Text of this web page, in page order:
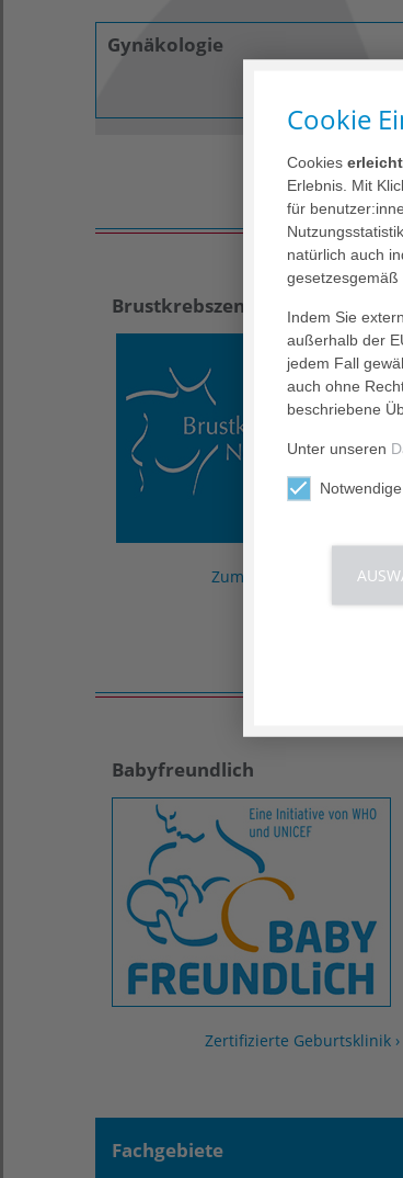
Gynäkologie
Brustkrebszentrum
Zum Brustkrebszentrum ›
Babyfreundlich
Zertifizierte Geburtsklinik ›
Fachgebiete
Cookie
Cookies
Erlebnis. Mit
für
natürlich auch
gesetzesgemäß
Indem Sie
außerhalb der
jedem Fall
auch ohne
beschriebene
Unter unseren